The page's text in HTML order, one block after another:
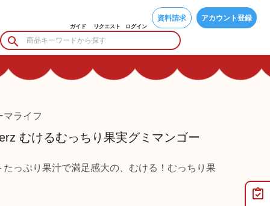
資料請求
アカウント登録
ガイド リクエスト ログイン
マライフ
むけるむっちり果実グミマンゴー
たっぷり果汁で満足感大の、むける！むっちり果